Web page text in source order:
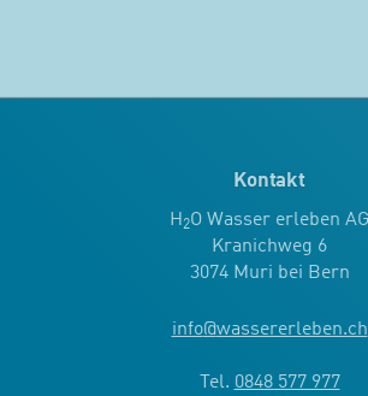
Kontakt
H2O Wasser erleben AG
Kranichweg 6
3074 Muri bei Bern
info@wassererleben.ch
Tel. 0848 577 977